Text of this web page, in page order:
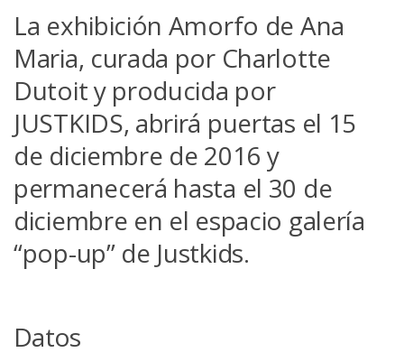
La exhibición Amorfo de Ana
Maria, curada por Charlotte
Dutoit y producida por
JUSTKIDS, abrirá puertas el 15
de diciembre de 2016 y
permanecerá hasta el 30 de
diciembre en el espacio galería
“pop-up” de Justkids.
Datos